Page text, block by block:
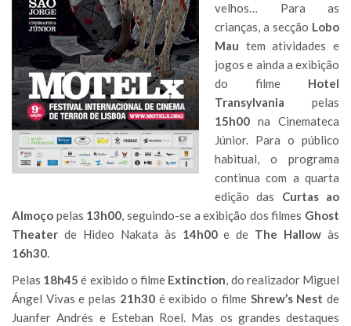
velhos… Para as
crianças, a secção Lobo
Mau tem atividades e
jogos e ainda a exibição
do filme Hotel
Transylvania pelas
15h00 na Cinemateca
Júnior. Para o público
habitual, o programa
continua com a quarta
edição das Curtas ao
Almoço pelas 13h00, seguindo-se a exibição dos filmes Ghost
Theater de Hideo Nakata às 14h00e de The Hallowàs
16h30.
Pelas 18h45é exibido o filme Extinction, do realizador Miguel
Ángel Vivas e pelas 21h30 é exibido o filme Shrew’s Nestde
Juanfer Andrés e Esteban Roel. Mas os grandes destaques